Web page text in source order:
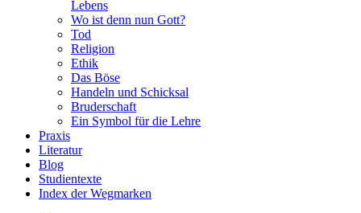
Lebens
Wo ist denn nun Gott?
Tod
Religion
Ethik
Das Böse
Handeln und Schicksal
Bruderschaft
Ein Symbol für die Lehre
Praxis
Literatur
Blog
Studientexte
Index der Wegmarken